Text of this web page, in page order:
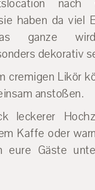
nach
haben da viel
ganze
dekorativ
cremigen Likör
anstoßen.
leckerer
Kaffe oder
eure Gäste